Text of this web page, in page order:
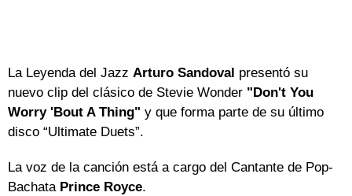
La Leyenda del Jazz Arturo Sandoval presentó su
nuevo clip del clásico de Stevie Wonder "Don't You
Worry 'Bout A Thing" y que forma parte de su último
disco “Ultimate Duets”.
La voz de la canción está a cargo del Cantante de Pop-
Bachata Prince Royce.